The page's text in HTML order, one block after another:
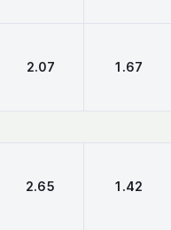
2.07 1.67
2.65 1.42